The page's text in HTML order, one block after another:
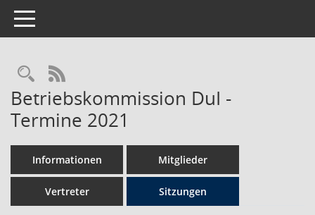
Toggle navigation
Rechercheauswahl
RSS-Feed
Betriebskommission DuI -
Termine 2021
Informationen Mitglieder
Vertreter Sitzungen